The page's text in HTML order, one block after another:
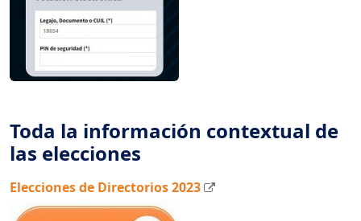
Toda la información contextual de
las elecciones
Elecciones de Directorios 2023